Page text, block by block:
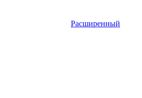
Расширенный